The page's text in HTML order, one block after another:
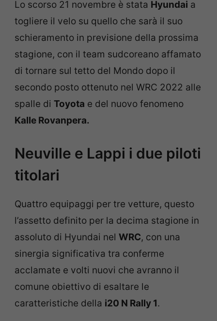
Lo scorso 21 novembre è stata Hyundai a
togliere il velo su quello che sarà il suo
schieramento in previsione della prossima
stagione, con il team sudcoreano affamato
di tornare sul tetto del Mondo dopo il
secondo posto ottenuto nel WRC 2022 alle
spalle di Toyota e del nuovo fenomeno
Kalle Rovanpera.
Neuville e Lappi i due piloti
titolari
Quattro equipaggi per tre vetture, questo
l’assetto definito per la decima stagione in
assoluto di Hyundai nel WRC, con una
sinergia significativa tra conferme
acclamate e volti nuovi che avranno il
comune obiettivo di esaltare le
caratteristiche della i20 N Rally 1.